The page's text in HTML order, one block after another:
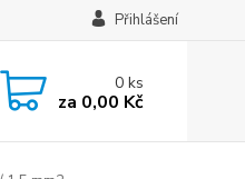
Přihlášení
0ks
za 0,00 Kč